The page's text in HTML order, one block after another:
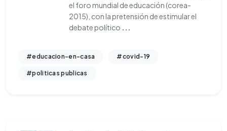
el foro mundial de educación (corea-
2015), con la pretensión de estimular el
debate político ...
#educacion-en-casa #covid-19
#politicas publicas